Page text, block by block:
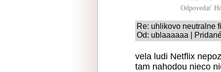
Odpovedať
Re: uhlikovo neutralne
Od: ublaaaaaa |
vela ludi Netflix
tam nahodou nieco